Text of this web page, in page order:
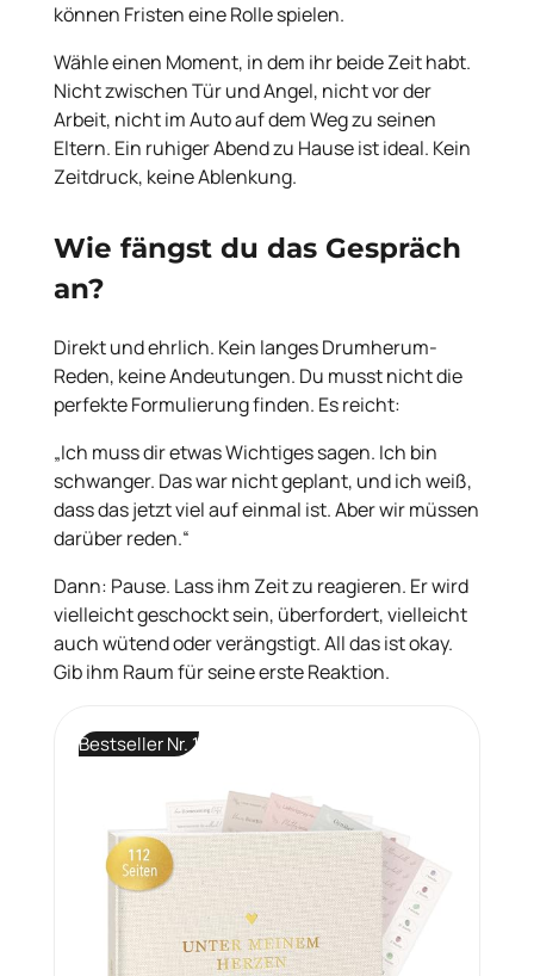
können Fristen eine Rolle spielen.
Wähle einen Moment, in dem ihr beide Zeit habt.
Nicht zwischen Tür und Angel, nicht vor der
Arbeit, nicht im Auto auf dem Weg zu seinen
Eltern. Ein ruhiger Abend zu Hause ist ideal. Kein
Zeitdruck, keine Ablenkung.
Wie fängst du das Gespräch
an?
Direkt und ehrlich. Kein langes Drumherum-
Reden, keine Andeutungen. Du musst nicht die
perfekte Formulierung finden. Es reicht:
„Ich muss dir etwas Wichtiges sagen. Ich bin
schwanger. Das war nicht geplant, und ich weiß,
dass das jetzt viel auf einmal ist. Aber wir müssen
darüber reden.“
Dann: Pause. Lass ihm Zeit zu reagieren. Er wird
vielleicht geschockt sein, überfordert, vielleicht
auch wütend oder verängstigt. All das ist okay.
Gib ihm Raum für seine erste Reaktion.
Bestseller Nr. 1